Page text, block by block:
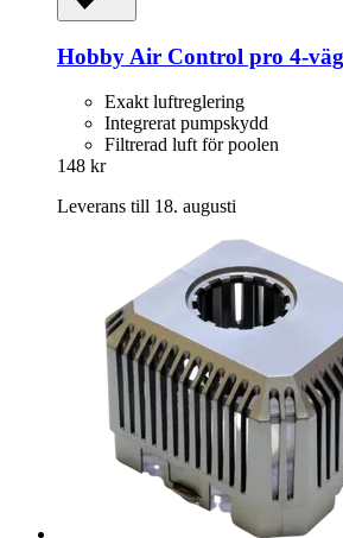
Hobby Air Control pro 4-​
Exakt luftreglering
Integrerat pumpskydd
Filtrerad luft för poolen
148 kr
Leverans till 18. augusti